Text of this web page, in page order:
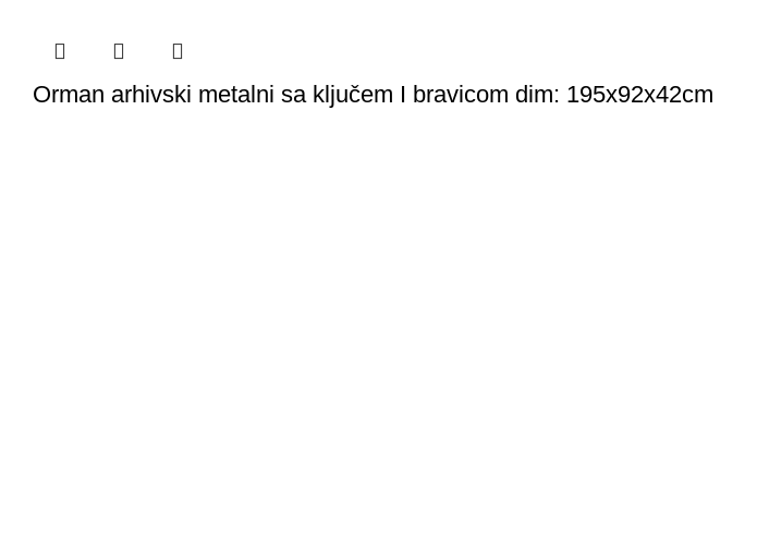
Orman arhivski metalni sa ključem I bravicom dim: 195x92x42cm